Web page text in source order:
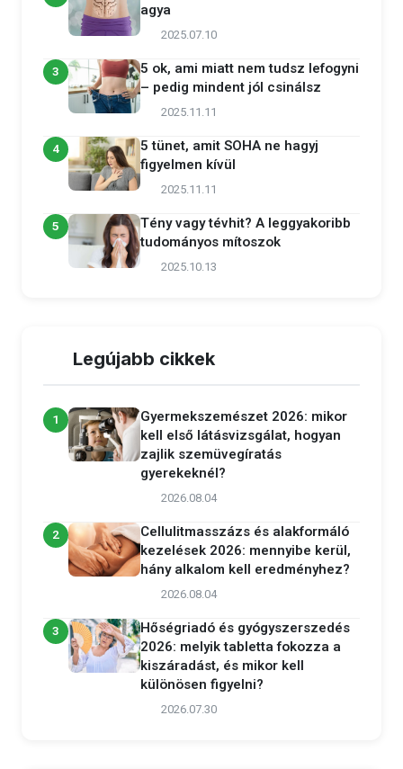
agya
2025.07.10
3
5 ok, ami miatt nem tudsz lefogyni
– pedig mindent jól csinálsz
2025.11.11
4
5 tünet, amit SOHA ne hagyj
figyelmen kívül
2025.11.11
5
Tény vagy tévhit? A leggyakoribb
tudományos mítoszok
2025.10.13
Legújabb cikkek
1
Gyermekszemészet 2026: mikor
kell első látásvizsgálat, hogyan
zajlik szemüvegíratás
gyerekeknél?
2026.08.04
2
Cellulitmasszázs és alakformáló
kezelések 2026: mennyibe kerül,
hány alkalom kell eredményhez?
2026.08.04
3
Hőségriadó és gyógyszerszedés
2026: melyik tabletta fokozza a
kiszáradást, és mikor kell
különösen figyelni?
2026.07.30